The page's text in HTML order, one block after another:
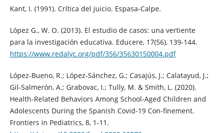
Kant, I. (1991). Crítica del juicio. Espasa-Calpe.
López G., W. O. (2013). El estudio de casos: una vertiente
para la investigación educativa. Educere, 17(56), 139-144.
https://www.redalyc.org/pdf/356/35630150004.pdf
López-Bueno, R.; López-Sánchez, G.; Casajús, J.; Calatayud, J.;
Gil-Salmerón, A.; Grabovac, I.; Tully, M. & Smith, L. (2020).
Health-Related Behaviors Among School-Aged Children and
Adolescents During the Spanish Covid-19 Con-finement.
Frontiers in Pediatrics, 8, 1-11.